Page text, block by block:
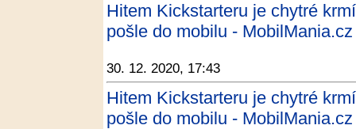
Hitem Kickstarteru je chytré
pošle do mobilu - MobilMania.cz
30. 12. 2020, 17:43
Hitem Kickstarteru je chytré
pošle do mobilu - MobilMania.cz